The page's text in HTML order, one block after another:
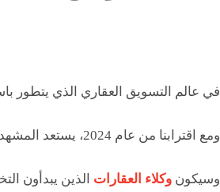
في عالم التسويق العقاري الذي يتطور
ومع اقترابنا من عام 2024، يستعد المشهد العقاري للخضوع لتحولات كبيرة في استراتيجيات وتكتيكات التسويق.
وسيكون وكلاء العقارات الذين يبدأون